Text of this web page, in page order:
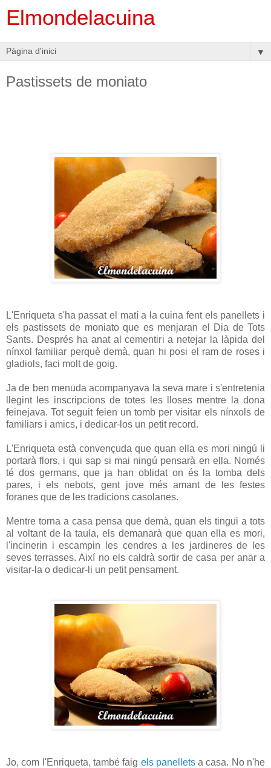
Elmondelacuina
▼
Pastissets de moniato
L'Enriqueta s'ha passat el matí a la cuina fent els panellets i
els pastissets de moniato que es menjaran el Dia de Tots
Sants. Després ha anat al cementiri a netejar la làpida del
nínxol familiar perquè demà, quan hi posi el ram de roses i
gladiols, faci molt de goig.
Ja de ben menuda acompanyava la seva mare i s'entretenia
llegint les inscripcions de totes les lloses mentre la dona
feinejava. Tot seguit feien un tomb per visitar els nínxols de
familiars i amics, i dedicar-los un petit record.
L'Enriqueta està convençuda que quan ella es mori ningú li
portarà flors, i qui sap si mai ningú pensarà en ella. Només
té dos germans, que ja han oblidat on és la tomba dels
pares, i els nebots, gent jove més amant de les festes
foranes que de les tradicions casolanes.
Mentre torna a casa pensa que demà, quan els tingui a tots
al voltant de la taula, els demanarà que quan ella es mori,
l'incinerin i escampin les cendres a les jardineres de les
seves terrasses. Així no els caldrà sortir de casa per anar a
visitar-la o dedicar-li un petit pensament.
Jo, com l'Enriqueta, també faig els panelletsa casa. No n'he